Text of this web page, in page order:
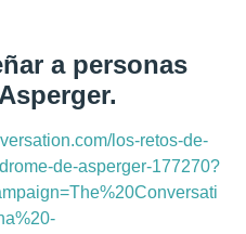
a personas
los-retos-de-
de-asperger-177270?